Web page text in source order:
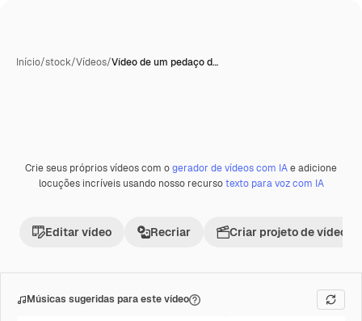
Início/stock/Vídeos/Vídeo de um pedaço d…
PremiumGerada com IA
Crie seus próprios vídeos com ogerador de vídeos com IAe adicione
locuções incríveis usando nosso recursotexto para voz com IA
Editar vídeo Recriar Criar projeto de vídeo
Músicas sugeridas para este vídeo